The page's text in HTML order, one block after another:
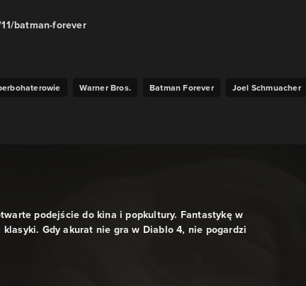
batman-forever
Warner Bros. Batman Forever Joel Schmuacher
podejście do kina i popkultury. Fantastykę w
Gdy akurat nie gra w Diablo 4, nie pogardzi